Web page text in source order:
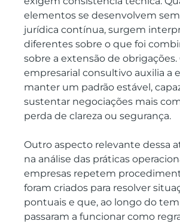
elementos se desenvolvem
jurídica contínua, surgem
diferentes sobre o que foi
sobre a extensão de
empresarial consultivo auxilia a
manter um padrão estável,
sustentar negociações mais
perda de clareza ou segurança.
Outro aspecto relevante dessa
na análise das práticas
empresas repetem
foram criados para resolver
pontuais e que, ao longo do
passaram a funcionar como